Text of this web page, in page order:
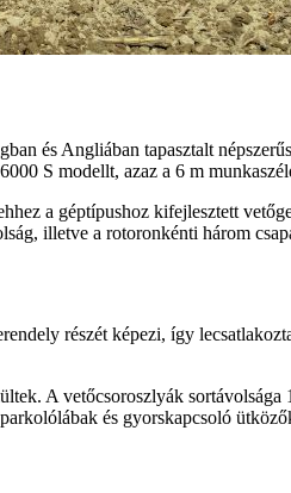
és Angliában tapasztalt
S modellt, azaz a 6 m
a géptípushoz kifejlesztett
illetve a rotoronkénti három
részét képezi, így
A vetőcsoroszlyák
és gyorskapcsoló